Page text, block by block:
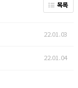
목록
22.01.03
22.01.04